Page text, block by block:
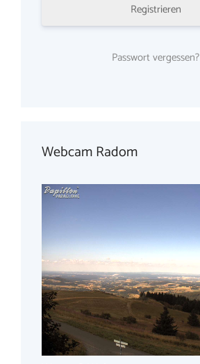
Registrieren
Passwort vergessen?
Webcam Radom